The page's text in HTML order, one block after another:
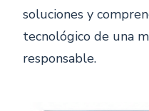
soluciones y
tecnológico de una
responsable.